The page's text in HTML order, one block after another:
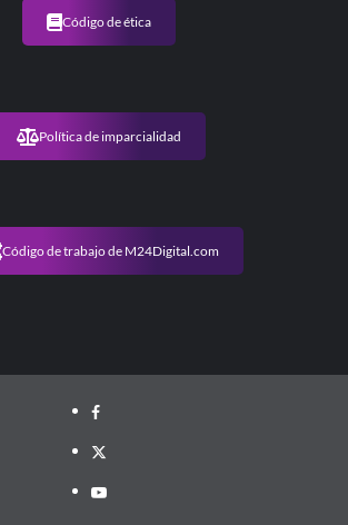
Código de ética
Política de imparcialidad
Código de trabajo de M24Digital.com